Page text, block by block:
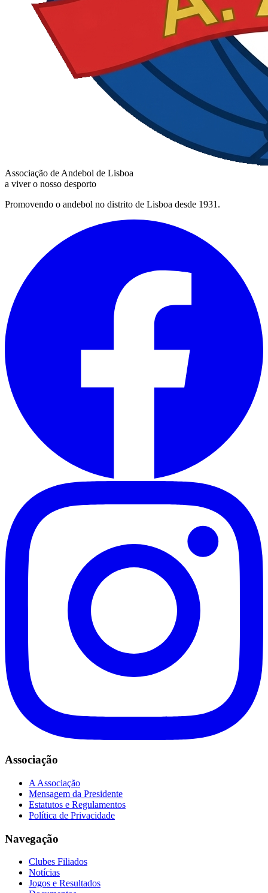
Associação de Andebol de Lisboa
a viver o nosso desporto
Promovendo o andebol no distrito de Lisboa desde 1931.
Associação
A Associação
Mensagem da Presidente
Estatutos e Regulamentos
Política de Privacidade
Navegação
Clubes Filiados
Notícias
Jogos e Resultados